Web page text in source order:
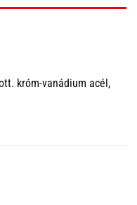
króm-vanádium acél,